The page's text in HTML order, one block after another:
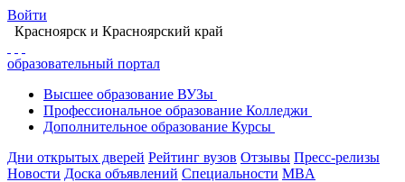
Войти
Красноярск и Красноярский край
образовательный портал
Высшее образование ВУЗы
Профессиональное образование Колледжи
Дополнительное образование Курсы
Дни открытых дверей Рейтинг вузов Отзывы Пресс-релизы
Новости Доска объявлений Специальности MBA